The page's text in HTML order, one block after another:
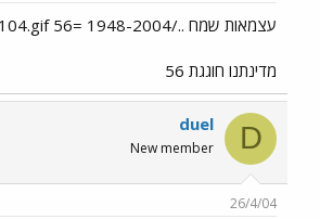
עצמאות שמח ../images/Emo104.gif 56= 1948-2004
מדינתנו חוגגת 56
D
duel
New member
26/4/04